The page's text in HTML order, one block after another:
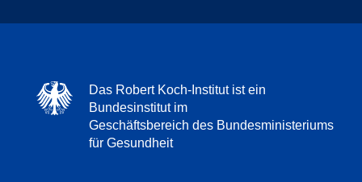
Das Robert Koch-Institut ist ein
Bundesinstitut im
Geschäftsbereich des Bundesministeriums
für Gesundheit